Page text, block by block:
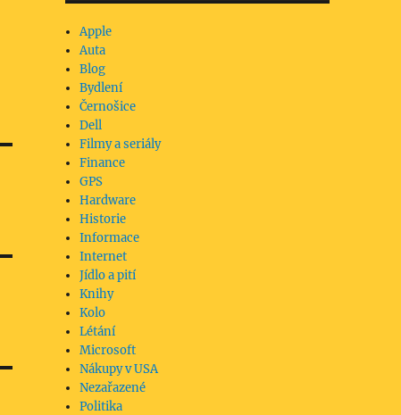
Apple
Auta
Blog
Bydlení
Černošice
Dell
Filmy a seriály
Finance
GPS
Hardware
Historie
Informace
Internet
Jídlo a pití
Knihy
Kolo
Létání
Microsoft
Nákupy v USA
Nezařazené
Politika